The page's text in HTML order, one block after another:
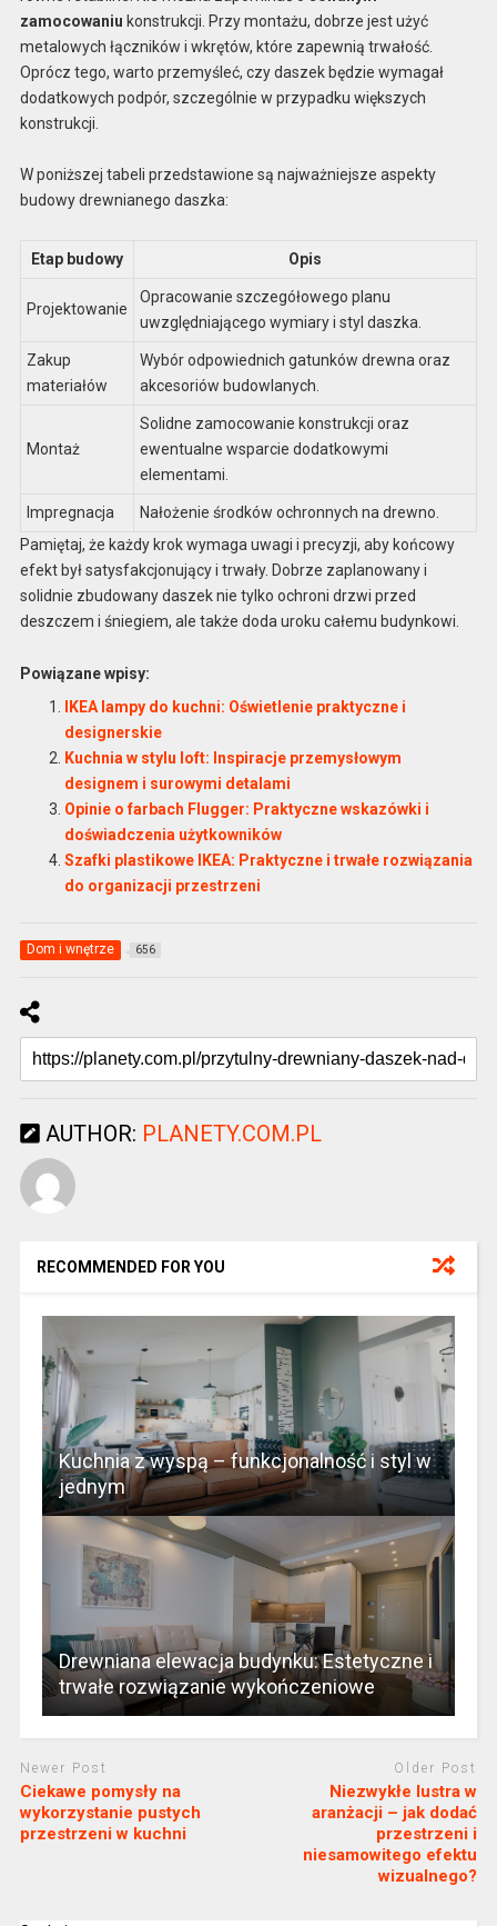
zamocowaniu konstrukcji. Przy montażu, dobrze jest użyć
metalowych łączników i wkrętów, które zapewnią trwałość.
Oprócz tego, warto przemyśleć, czy daszek będzie wymagał
dodatkowych podpór, szczególnie w przypadku większych
konstrukcji.
W poniższej tabeli przedstawione są najważniejsze aspekty
budowy drewnianego daszka:
Etap budowy Opis
Projektowanie
Opracowanie szczegółowego planu
uwzględniającego wymiary i styl daszka.
Zakup
materiałów
Wybór odpowiednich gatunków drewna oraz
akcesoriów budowlanych.
Montaż
Solidne zamocowanie konstrukcji oraz
ewentualne wsparcie dodatkowymi
elementami.
Impregnacja
Nałożenie środków ochronnych na drewno.
Pamiętaj, że każdy krok wymaga uwagi i precyzji, aby końcowy
efekt był satysfakcjonujący i trwały. Dobrze zaplanowany i
solidnie zbudowany daszek nie tylko ochroni drzwi przed
deszczem i śniegiem, ale także doda uroku całemu budynkowi.
Powiązane wpisy:
IKEA lampy do kuchni: Oświetlenie praktyczne i
designerskie
Kuchnia w stylu loft: Inspiracje przemysłowym
designem i surowymi detalami
Opinie o farbach Flugger: Praktyczne wskazówki i
doświadczenia użytkowników
Szafki plastikowe IKEA: Praktyczne i trwałe rozwiązania
do organizacji przestrzeni
Dom i wnętrze 656
AUTHOR: PLANETY.COM.PL
RECOMMENDED FOR YOU
Kuchnia z wyspą – funkcjonalność i styl w
jednym
Drewniana elewacja budynku: Estetyczne i
trwałe rozwiązanie wykończeniowe
Newer Post
Ciekawe pomysły na
wykorzystanie pustych
przestrzeni w kuchni
Older Post
Niezwykłe lustra w
aranżacji – jak dodać
przestrzeni i
niesamowitego efektu
wizualnego?